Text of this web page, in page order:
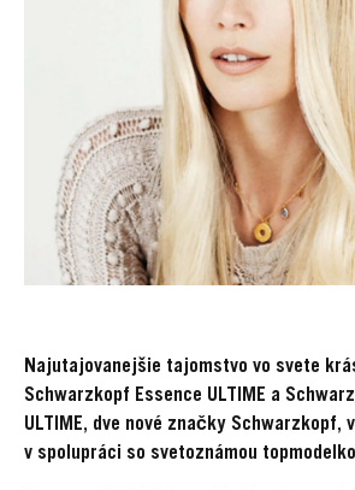
Najutajovanejšie tajomstvo vo svete
Schwarzkopf Essence ULTIME a
ULTIME, dve nové značky Schwarzkopf,
v spolupráci so svetoznámou